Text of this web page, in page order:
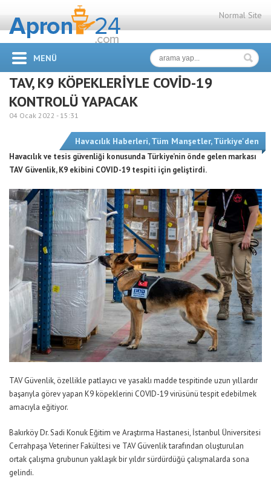
Normal Site
MENÜ
TAV, K9 KÖPEKLERİYLE COVİD-19
KONTROLÜ YAPACAK
04 Ocak 2022 - 15:31
Havacılık Haberleri,Tüm Manşetler,Türkiye'den
Havacılık ve tesis güvenliği konusunda Türkiye’nin önde gelen markası
TAV Güvenlik, K9 ekibini COVID-19 tespiti için geliştirdi.
TAV Güvenlik, özellikle patlayıcı ve yasaklı madde tespitinde uzun yıllardır
başarıyla görev yapan K9 köpeklerini COVID-19 virüsünü tespit edebilmek
amacıyla eğitiyor.
Bakırköy Dr. Sadi Konuk Eğitim ve Araştırma Hastanesi, İstanbul Üniversitesi
Cerrahpaşa Veteriner Fakültesi ve TAV Güvenlik tarafından oluşturulan
ortak çalışma grubunun yaklaşık bir yıldır sürdürdüğü çalışmalarda sona
gelindi.